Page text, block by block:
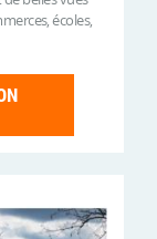
écoles,